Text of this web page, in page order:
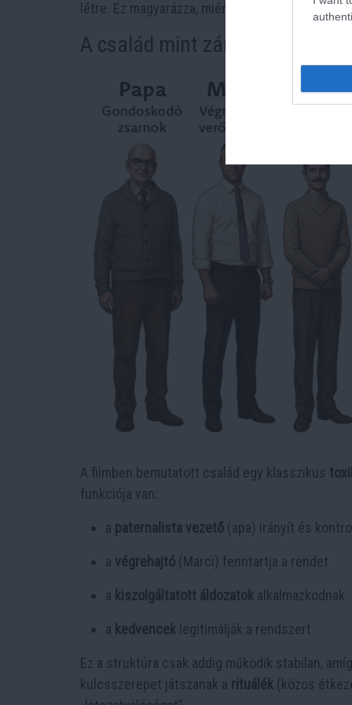
létre. Ez magyarázza, miért nehéz kilépni az
A család mint zárt rendszer
A filmben bemutatott család egy klasszikus
funkciója van:
a paternalista vezető (apa) irányít és
a végrehajtó (Marci) fenntartja a rendet
a kiszolgáltatott áldozatok alkalmazkodnak
a kedvencek legitimálják a rendszert
Ez a struktúra csak addig működik stabilan,
kulcsszerepet játszanak a rituálék (közös